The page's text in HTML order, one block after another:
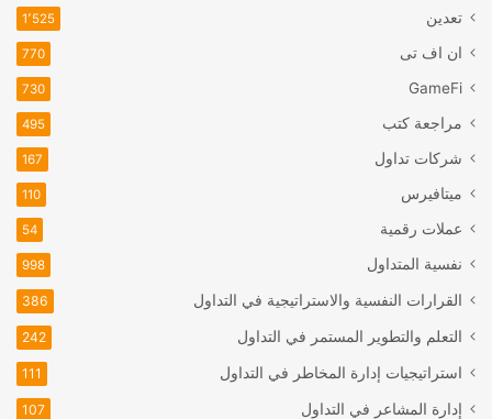
تعدين 1٬525
ان اف تی 770
GameFi
730
مراجعة كتب 495
شركات تداول 167
ميتافيرس 110
عملات رقمية 54
نفسية المتداول 998
القرارات النفسية والاستراتيجية في التداول 386
التعلم والتطوير المستمر في التداول 242
استراتيجيات إدارة المخاطر في التداول 111
إدارة المشاعر في التداول 107